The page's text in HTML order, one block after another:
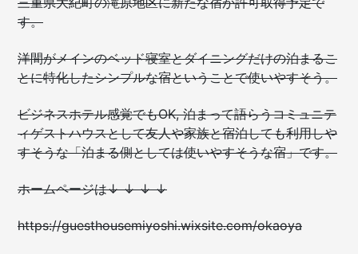
す。
洋間がメインのベッド寝室とダイニングだけの泊まるこ
とに特化したシンプルな宿ということで使いやすそう。
ビジネスホテル感覚でもOK, 泊まって語らうコミュニテ
ィゲストハウスとして友人や家族と宿泊しても利用しや
すそうな「泊まる側としては使いやすそうな宿」です。
ホームページは↓ ↓ ↓ ↓
https://guesthousemiyoshi.wixsite.com/okaoya